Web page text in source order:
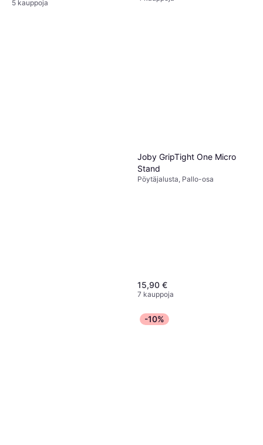
5 kauppoja
Joby GripTight One Micro
Stand
Pöytäjalusta, Pallo-osa
15,90 €
7 kauppoja
-10%